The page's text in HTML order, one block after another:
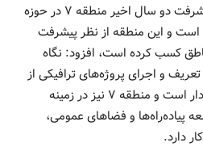
مهدی گلشنی با اعلام اینکه پیشرفت دو سال اخیر منطقه ۷ در حوزه
و این منطقه از نظر پیشرفت
کسب کرده است، افزود: نگاه
و اجرای پروژه‌های ترافیکی از
اهمیت و حایگاه ویژه‌ای برخوردار است و منطقه ۷ نیز در زمینه
پیاده‌راه‌ها و فضاهای عمومی،
دارد.